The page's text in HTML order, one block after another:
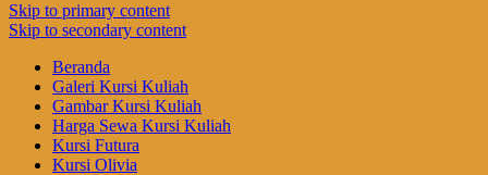
Skip to primary content
Skip to secondary content
Beranda
Galeri Kursi Kuliah
Gambar Kursi Kuliah
Harga Sewa Kursi Kuliah
Kursi Futura
Kursi Olivia